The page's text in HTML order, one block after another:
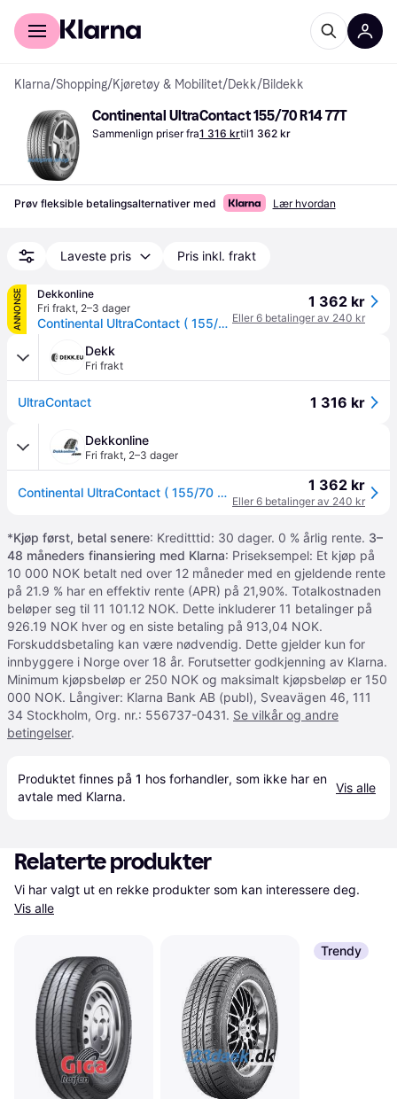
For kunder
Klarna/Shopping/Kjøretøy & Mobilitet/Dekk/Bildekk
Continental UltraContact 155/70 R14 77T
Sammenlign priser fra1 316 krtil1 362 kr
Prøv fleksible betalingsalternativer med Lær hvordan
Laveste pris Pris inkl. frakt
ANNONSE
Dekkonline
Fri frakt, 2–3 dager
Continental UltraContact ( 155/70 R14 77T EVc )
1 362 kr
Eller 6 betalinger av 240 kr
Dekk
Fri frakt
UltraContact 1 316 kr
Dekkonline
Fri frakt, 2–3 dager
Continental UltraContact ( 155/70 R14 77T EVc ) 1 362 kr
Eller 6 betalinger av 240 kr
*Kjøp først, betal senere: Kreditttid: 30 dager. 0 % årlig rente. 3–
48 måneders finansiering med Klarna: Priseksempel: Et kjøp på
10 000 NOK betalt ned over 12 måneder med en gjeldende rente
på 21.9 % har en effektiv rente (APR) på 21,90%. Totalkostnaden
beløper seg til 11 101.12 NOK. Dette inkluderer 11 betalinger på
926.19 NOK hver og en siste betaling på 913,04 NOK.
Forskuddsbetaling kan være nødvendig. Dette gjelder kun for
innbyggere i Norge over 18 år. Forutsetter godkjenning av Klarna.
Minimum kjøpsbeløp er 250 NOK og maksimalt kjøpsbeløp er 150
000 NOK. Långiver: Klarna Bank AB (publ), Sveavägen 46, 111
34 Stockholm, Org. nr.: 556737-0431. Se vilkår og andre
betingelser.
Produktet finnes på 1 hos forhandler, som ikke har en
avtale med Klarna.
Vis alle
Relaterte produkter
Vis alle
Trendy